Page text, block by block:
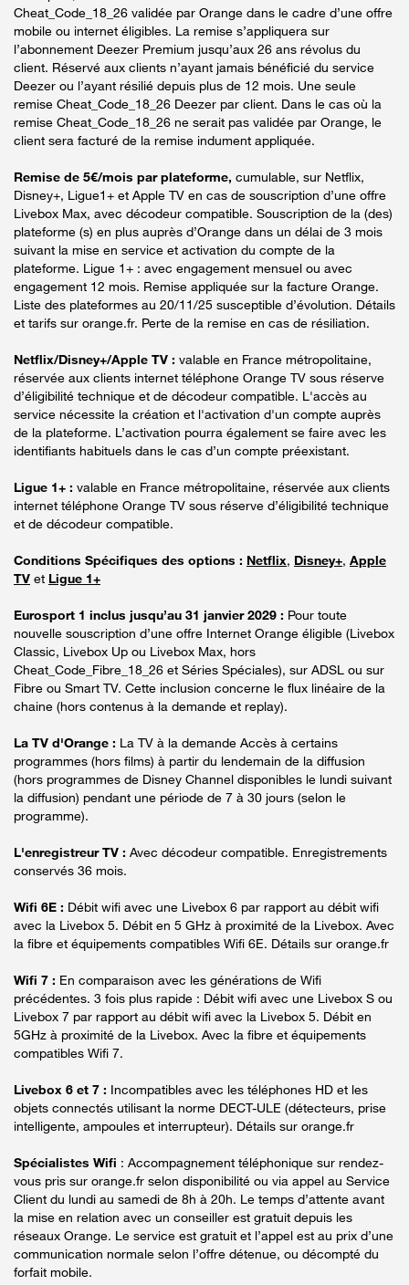
Cheat_Code_18_26 validée par Orange dans le cadre d’une offre
mobile ou internet éligibles. La remise s’appliquera sur
l’abonnement Deezer Premium jusqu’aux 26 ans révolus du
client. Réservé aux clients n’ayant jamais bénéficié du service
Deezer ou l’ayant résilié depuis plus de 12 mois. Une seule
remise Cheat_Code_18_26 Deezer par client. Dans le cas où la
remise Cheat_Code_18_26 ne serait pas validée par Orange, le
client sera facturé de la remise indument appliquée.
Remise de 5€/mois par plateforme, cumulable, sur Netflix,
Disney+, Ligue1+ et Apple TV en cas de souscription d’une offre
Livebox Max, avec décodeur compatible. Souscription de la (des)
plateforme (s) en plus auprès d’Orange dans un délai de 3 mois
suivant la mise en service et activation du compte de la
plateforme. Ligue 1+ : avec engagement mensuel ou avec
engagement 12 mois. Remise appliquée sur la facture Orange.
Liste des plateformes au 20/11/25 susceptible d’évolution. Détails
et tarifs sur orange.fr. Perte de la remise en cas de résiliation.
Netflix/Disney+/Apple TV : valable en France métropolitaine,
réservée aux clients internet téléphone Orange TV sous réserve
d’éligibilité technique et de décodeur compatible. L'accès au
service nécessite la création et l'activation d'un compte auprès
de la plateforme. L’activation pourra également se faire avec les
identifiants habituels dans le cas d’un compte préexistant.
Ligue 1+ : valable en France métropolitaine, réservée aux clients
internet téléphone Orange TV sous réserve d’éligibilité technique
et de décodeur compatible.
Conditions Spécifiques des options : Netflix, Disney+, Apple
TV et Ligue 1+
Eurosport 1 inclus jusqu’au 31 janvier 2029 : Pour toute
nouvelle souscription d’une offre Internet Orange éligible (Livebox
Classic, Livebox Up ou Livebox Max, hors
Cheat_Code_Fibre_18_26 et Séries Spéciales), sur ADSL ou sur
Fibre ou Smart TV. Cette inclusion concerne le flux linéaire de la
chaine (hors contenus à la demande et replay).
La TV d'Orange : La TV à la demande Accès à certains
programmes (hors films) à partir du lendemain de la diffusion
(hors programmes de Disney Channel disponibles le lundi suivant
la diffusion) pendant une période de 7 à 30 jours (selon le
programme).
L'enregistreur TV : Avec décodeur compatible. Enregistrements
conservés 36 mois.
Wifi 6E : Débit wifi avec une Livebox 6 par rapport au débit wifi
avec la Livebox 5. Débit en 5 GHz à proximité de la Livebox. Avec
la fibre et équipements compatibles Wifi 6E. Détails sur orange.fr
Wifi 7 : En comparaison avec les générations de Wifi
précédentes. 3 fois plus rapide : Débit wifi avec une Livebox S ou
Livebox 7 par rapport au débit wifi avec la Livebox 5. Débit en
5GHz à proximité de la Livebox. Avec la fibre et équipements
compatibles Wifi 7.
Livebox 6 et 7 : Incompatibles avec les téléphones HD et les
objets connectés utilisant la norme DECT-ULE (détecteurs, prise
intelligente, ampoules et interrupteur). Détails sur orange.fr
Spécialistes Wifi : Accompagnement téléphonique sur rendez-
vous pris sur orange.fr selon disponibilité ou via appel au Service
Client du lundi au samedi de 8h à 20h. Le temps d’attente avant
la mise en relation avec un conseiller est gratuit depuis les
réseaux Orange. Le service est gratuit et l’appel est au prix d’une
communication normale selon l’offre détenue, ou décompté du
forfait mobile.